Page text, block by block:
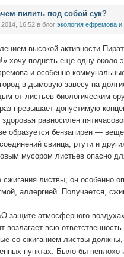
пилить под собой сук?
16:52 в блог экология ефремова
высокой активности
хочу поднять еще одну около-
и особенно
в дымовую завесу на
от листьев биологическим
превышает допустимую
равносилен
образуется бензапирен —
свинца, ртути и
мусором листьев опасно
листвы, он особенно
аллергией. Получается,
защите атмосферного
возлагает всю
со сжиганием листвы
пунктах. Было бы неплохо